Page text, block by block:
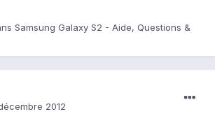
Samsung Galaxy S2 - Aide, Questions &
2012